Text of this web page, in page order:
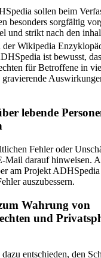
sollen beim
besonders sorgfältig
und strikt nach den
Wikipedia
ist bewusst,
für Betroffene in
lebende
Fehler oder
Mail darauf hinweisen.
am Projekt ADHSpedia
auszubessern.
Wahrung von
und
entschieden, den